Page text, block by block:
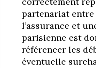
partenariat entre
l’assurance et
parisienne est
référencer les
éventuelle